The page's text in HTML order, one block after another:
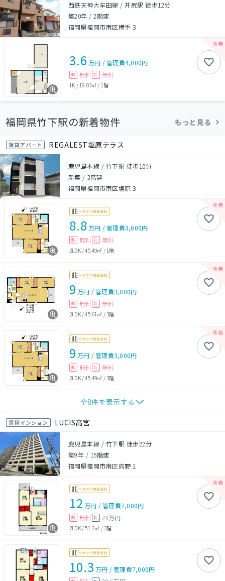
西鉄天神大牟田線 / 井尻駅 徒歩12分
築20年 /2階建
福岡県福岡市南区横手３
3.6 万円 /管理費4,000円
敷 無料 礼 無料
1K / 19.03㎡ / 1階
福岡県竹下駅の新着物件 もっと見る
賃貸アパート REGALEST塩原テラス
鹿児島本線 / 竹下駅 徒歩10分
新築 / 3階建
福岡県福岡市南区塩原３
8.8万円 /管理費3,000円
敷 無料 礼 無料
2LDK/45.49㎡ /1階
9 万円 /管理費3,000円
敷 無料 礼 無料
2LDK/45.61㎡ /3階
9 万円 /管理費3,000円
敷 無料 礼 無料
2LDK/45.49㎡ /3階
全8件を表示する
賃貸マンション LUCIS高宮
鹿児島本線 / 竹下駅 徒歩22分
築9年 / 15階建
福岡県福岡市南区向野１
12 万円 /管理費7,000円
敷 無料 礼 24万円
2LDK/51.2㎡ /3階
10.3 万円 /管理費7,000円